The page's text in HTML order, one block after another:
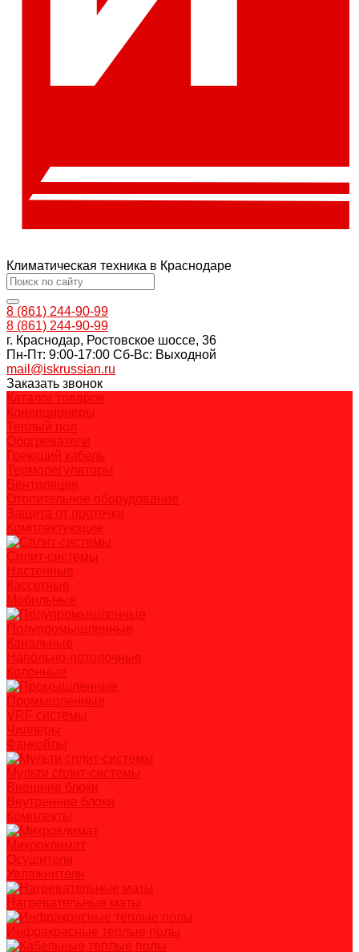
Климатическая техника в Краснодаре
8 (861) 244-90-99
8 (861) 244-90-99
г. Краснодар, Ростовское шоссе, 36
Пн-Пт: 9:00-17:00 Cб-Вс: Выходной
mail@iskrussian.ru
Заказать звонок
Каталог товаров
Кондиционеры
Теплый пол
Обогреватели
Греющий кабель
Терморегуляторы
Вентиляция
Отопительное оборудование
Защита от протечки
Комплектующие
Сплит-системы
Настенные
Кассетные
Мобильные
Полупромышленные
Канальные
Напольно-потолочные
Колонные
Промышленные
VRF системы
Чиллеры
Фанкойлы
Мульти сплит-системы
Внешние блоки
Внутренние блоки
Комплекты
Микроклимат
Осушители
Увлажнители
Нагревательные маты
Инфракрасные теплые полы